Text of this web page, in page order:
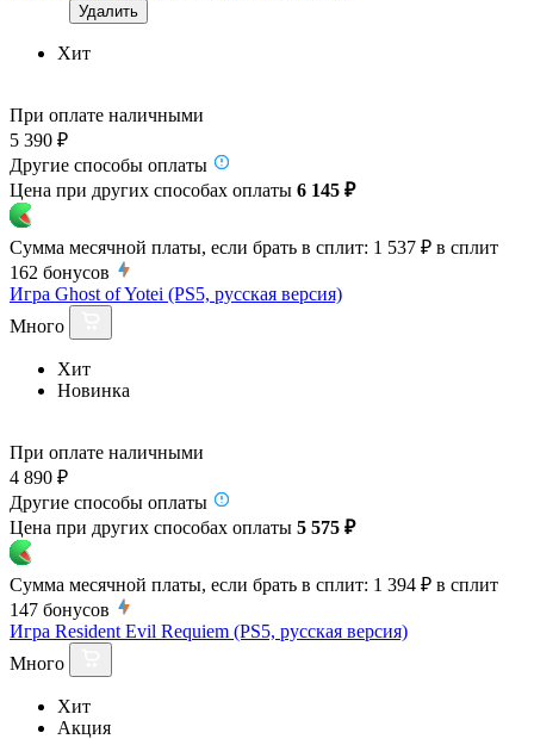
Удалить
Хит
При оплате наличными
5 390 ₽
Другие способы оплаты
Цена при других способах оплаты 6 145 ₽
Сумма месячной платы, если брать в сплит: 1 537 ₽ в сплит
162 бонусов
Игра Ghost of Yotei (PS5, русская версия)
Много
Хит
Новинка
При оплате наличными
4 890 ₽
Другие способы оплаты
Цена при других способах оплаты 5 575 ₽
Сумма месячной платы, если брать в сплит: 1 394 ₽ в сплит
147 бонусов
Игра Resident Evil Requiem (PS5, русская версия)
Много
Хит
Акция